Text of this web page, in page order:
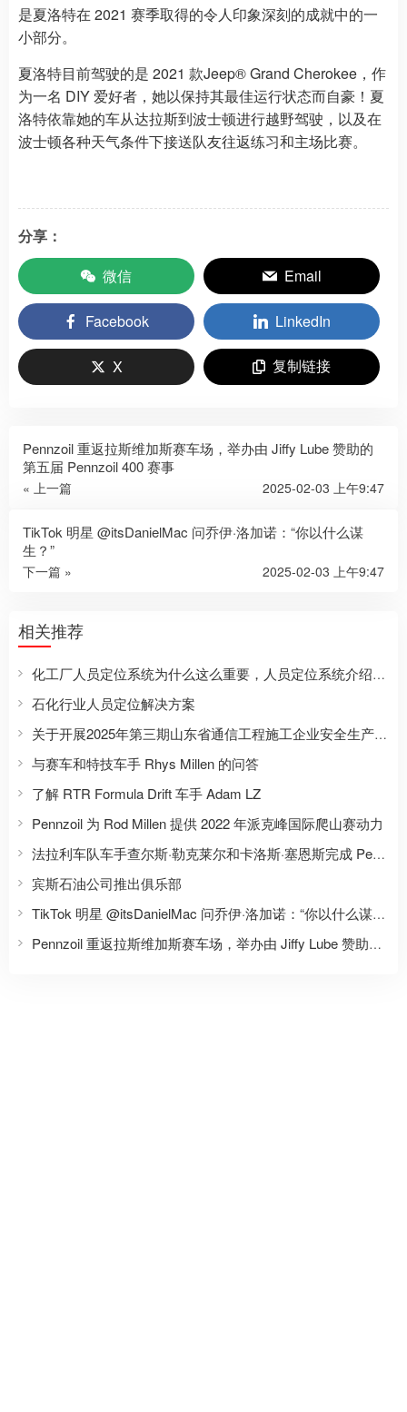
是夏洛特在 2021 赛季取得的令人印象深刻的成就中的一
小部分。
夏洛特目前驾驶的是 2021 款Jeep® Grand Cherokee，作
为一名 DIY 爱好者，她以保持其最佳运行状态而自豪！夏
洛特依靠她的车从达拉斯到波士顿进行越野驾驶，以及在
波士顿各种天气条件下接送队友往返练习和主场比赛。
分享：
微信
Email
Facebook LinkedIn
X 复制链接
Pennzoil 重返拉斯维加斯赛车场，举办由 Jiffy Lube 赞助的
第五届 Pennzoil 400 赛事
« 上一篇 2025-02-03 上午9:47
TikTok 明星 @itsDanielMac 问乔伊·洛加诺：“你以什么谋
生？”
下一篇 » 2025-02-03 上午9:47
相关推荐
化工厂人员定位系统为什么这么重要，人员定位系统介绍及管理规定
石化行业人员定位解决方案
关于开展2025年第三期山东省通信工程施工企业安全生产知识考试工作的通知
与赛车和特技车手 Rhys Millen 的问答
了解 RTR Formula Drift 车手 Adam LZ
Pennzoil 为 Rod Millen 提供 2022 年派克峰国际爬山赛动力
法拉利车队车手查尔斯·勒克莱尔和卡洛斯·塞恩斯完成 Pennzoil 的“信任或挑战”挑战
宾斯石油公司推出俱乐部
TikTok 明星 @itsDanielMac 问乔伊·洛加诺：“你以什么谋生？”
Pennzoil 重返拉斯维加斯赛车场，举办由 Jiffy Lube 赞助的第五届 Pennzoil 400 赛事